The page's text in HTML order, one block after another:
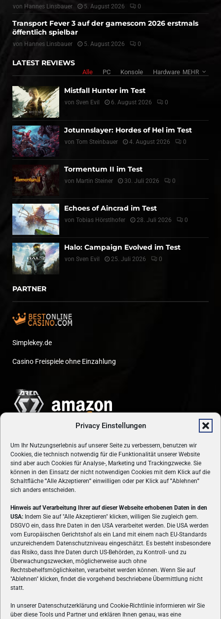
Privacy Einstellungen
Um Ihr Nutzungserlebnis auf unserer Seite zu verbessern, benutzen wir
Cookies, die technisch notwendig für die Funktionalität unserer Website
sind aber auch Cookies für Analyse-, Marketing und Trackingzwecke. Sie
können in den Einsatz der nicht notwendigen Cookies mit dem Klick auf die
Schaltfläche "Alle Akzeptieren" einwilligen oder per Klick auf"Ablehnen"
sich anders entscheiden.
Hinweis auf Verarbeitung Ihrer auf dieser Webseite erhobenen Daten in den
USA: Indem Sie auf "Alle Akzeptieren" klicken, willigen Sie zugleich gem.
DSGVO ein, dass Ihre Daten in den USA verarbeitet werden. Die USA werden
vom Europäischen Gerichtshof als ein Land mit einem nach EU-Standards
unzureichendem Datenschutzniveau eingeschätzt. Es besteht insbesondere
das Risiko, dass Ihre Daten durch US-Behörden, zu Kontroll- und zu
Überwachungszwecken, möglicherweise auch ohne
Rechtsbehelfsmöglichkeiten, verarbeitet werden können. Wenn Sie auf
"Ablehnen" klicken, findet die vorgehend beschriebene Übermittlung nicht
statt.
In unserer Datenschutzerklärung und Cookie-Richtlinie informieren wir Sie
über diese Tools und Partner und erklären Ihnen genau, was eine
von Hannes Linsbauer 5. August 2026 0
Transport Fever 3 auf der gamescom 2026 erstmals
öffentlich spielbar
von Hannes Linsbauer 5. August 2026 0
LATEST REVIEWS
Alle PC Konsole Hardware MEHR
Mistfall Hunter im Test
von Sven Evil 6. August 2026 0
Jotunnslayer: Hordes of Hel im Test
von Tom Steinbauer 4. August 2026 0
Tormentum II im Test
von Martin Steiner 30. Juli 2026 0
Echoes of Aincrad im Test
von Tobias Hörstlhofer 28. Juli 2026 0
Halo: Campaign Evolved im Test
von Sven Evil 25. Juli 2026 0
PARTNER
Simplekey.de
Casino Freispiele ohne Einzahlung
ÜBER UNS
VON GAMERN, FÜR GAMER! Gamers.at ist das älteste Online-
Spielemagazin Österreichs und bringt täglich aktuelle News,
Reviews und Videos zu PC- und Konsolenspielen, Gaming-
Hardware und aus der Welt des e-Sport's.